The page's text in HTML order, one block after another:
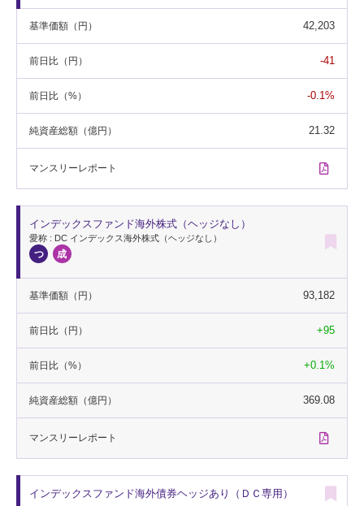
基準価額 （円） 42,203
前日比 （円） -41
前日比 （%） -0.1%
純資産総額 （億円） 21.32
マンスリーレポート
インデックスファンド海外株式（ヘッジなし）
愛称 : DC インデックス海外株式（ヘッジなし）
基準価額 （円） 93,182
前日比 （円） +95
前日比 （%） +0.1%
純資産総額 （億円） 369.08
マンスリーレポート
インデックスファンド海外債券ヘッジあり（ＤＣ専用）